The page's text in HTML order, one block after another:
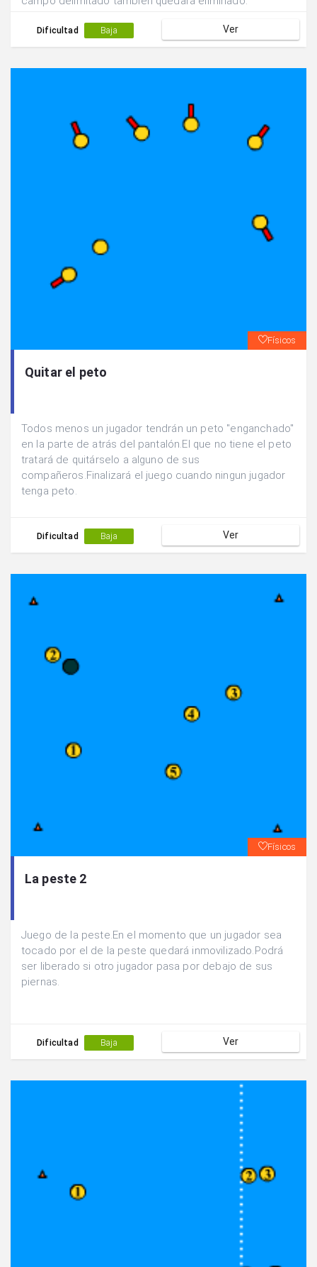
Dificultad Baja Ver
Físicos
Quitar el peto
Todos menos un jugador tendrán un peto "enganchado"
en la parte de atrás del pantalón.El que no tiene el peto
tratará de quitárselo a alguno de sus
compañeros.Finalizará el juego cuando ningun jugador
tenga peto.
Dificultad Baja Ver
Físicos
La peste 2
Juego de la peste.En el momento que un jugador sea
tocado por el de la peste quedará inmovilizado.Podrá
ser liberado si otro jugador pasa por debajo de sus
piernas.
Dificultad Baja Ver